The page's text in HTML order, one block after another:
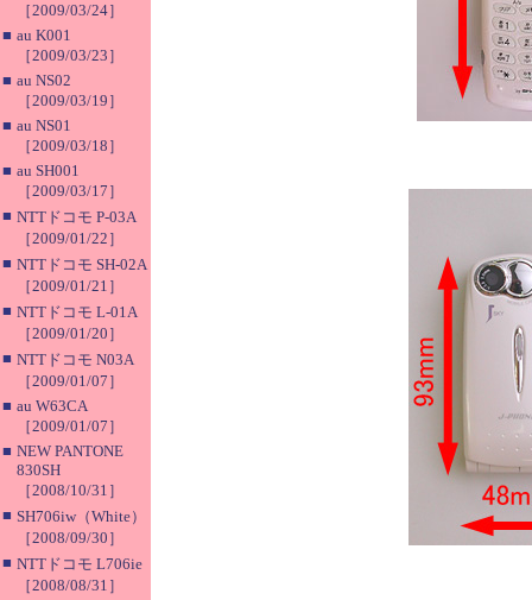
［2009/03/24］
■ au K001
［2009/03/23］
■ au NS02
［2009/03/19］
■ au NS01
［2009/03/18］
■ au SH001
［2009/03/17］
■ NTTドコモ P-03A
［2009/01/22］
■ NTTドコモ SH-02A
［2009/01/21］
■ NTTドコモ L-01A
［2009/01/20］
■ NTTドコモ N03A
［2009/01/07］
■ au W63CA
［2009/01/07］
■ NEW PANTONE
830SH
［2008/10/31］
■ SH706iw（White）
［2008/09/30］
■ NTTドコモ L706ie
［2008/08/31］